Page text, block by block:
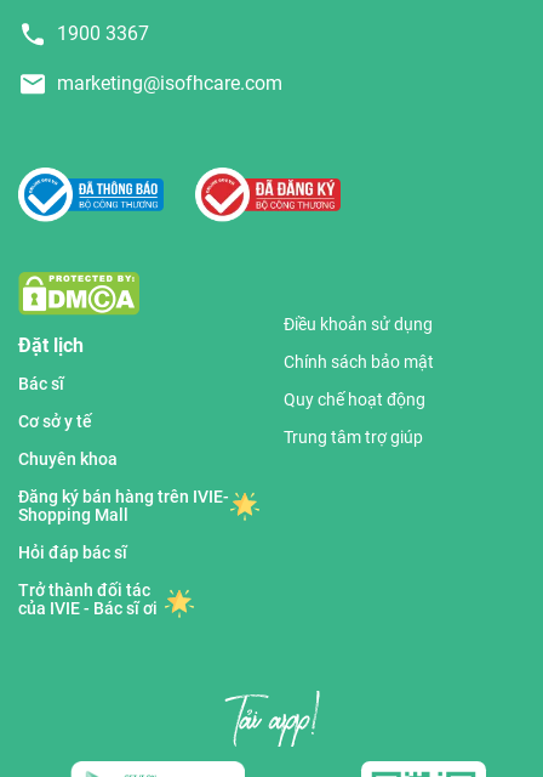
1900 3367
marketing@isofhcare.com
Đặt lịch
Bác sĩ
Cơ sở y tế
Chuyên khoa
Đăng ký bán hàng trên IVIE-
Shopping Mall
Hỏi đáp bác sĩ
Trở thành đối tác
của IVIE - Bác sĩ ơi
Điều khoản sử dụng
Chính sách bảo mật
Quy chế hoạt động
Trung tâm trợ giúp